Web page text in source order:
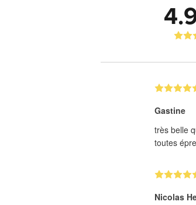
Gastine
très belle
toutes
Nicolas